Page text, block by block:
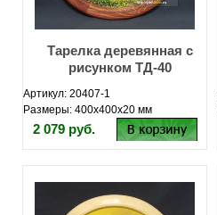
Тарелка деревянная с
рисунком ТД-40
Артикул: 20407-1
Размеры: 400х400х20 мм
2 079 руб.